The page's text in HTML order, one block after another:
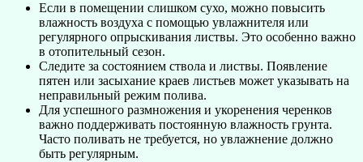
Если в помещении слишком сухо, можно повысить
влажность воздуха с помощью увлажнителя или
регулярного опрыскивания листвы. Это особенно важно
в отопительный сезон.
Следите за состоянием ствола и листвы. Появление
пятен или засыхание краев листьев может указывать на
неправильный режим полива.
Для успешного размножения и укоренения черенков
важно поддерживать постоянную влажность грунта.
Часто поливать не требуется, но увлажнение должно
быть регулярным.